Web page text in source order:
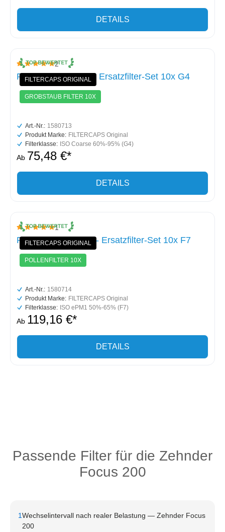
DETAILS
FILTERCAPS ORIGINAL
GROBSTAUB FILTER 10X
Durchschnittliche Bewertung von 5 von 5 Sternen
2
Paul Focus (F)200 - Ersatzfilter-Set 10x G4
Art.-Nr.: 1580713
Produkt Marke: FILTERCAPS Original
Filterklasse: ISO Coarse 60%-95% (G4)
Ab 75,48 €*
DETAILS
FILTERCAPS ORIGINAL
POLLENFILTER 10X
Durchschnittliche Bewertung von 5 von 5 Sternen
1
Paul Focus (F) 200 - Ersatzfilter-Set 10x F7
Art.-Nr.: 1580714
Produkt Marke: FILTERCAPS Original
Filterklasse: ISO ePM1 50%-65% (F7)
Ab 119,16 €*
DETAILS
Passende Filter für die Zehnder
Focus 200
1Wechselintervall nach realer Belastung — Zehnder Focus
200